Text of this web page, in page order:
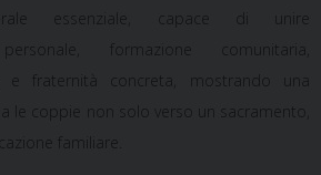
essenziale, capace di unire
personale, formazione comunitaria,
e fraternità concreta, mostrando una
le coppie non solo verso un sacramento,
familiare